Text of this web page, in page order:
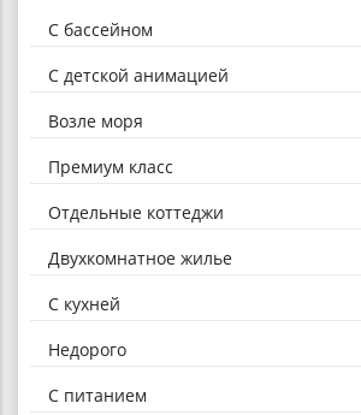
С бассейном
С детской анимацией
Возле моря
Премиум класс
Отдельные коттеджи
Двухкомнатное жилье
С кухней
Недорого
С питанием